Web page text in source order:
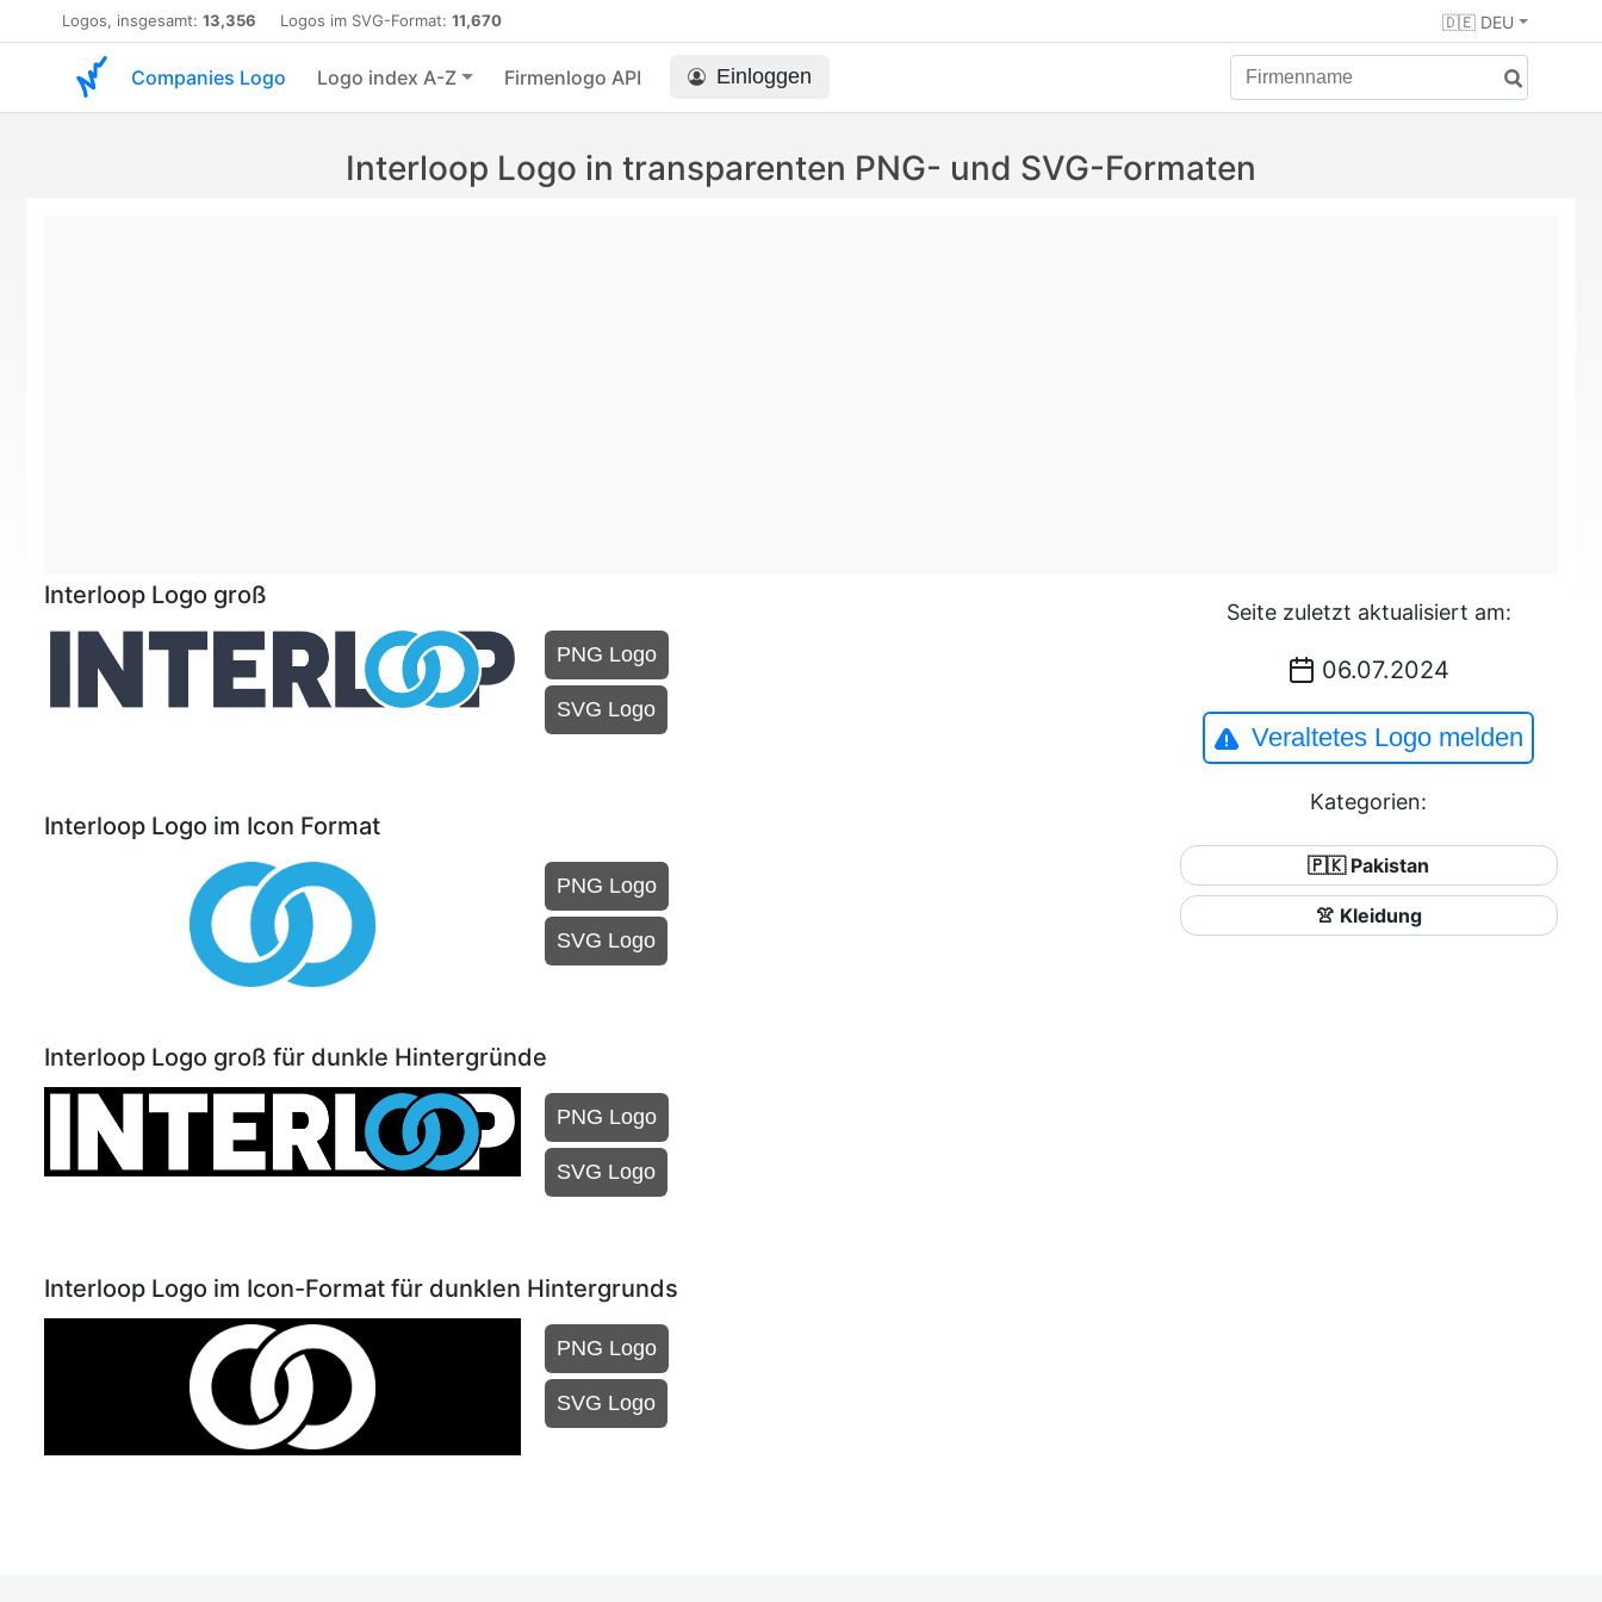
Logos, insgesamt: 13,356 Logos im SVG-Format: 11,670 🇩🇪 DEU
Companies Logo Logo index A-Z Firmenlogo API Einloggen
Interloop Logo in transparenten PNG- und SVG-Formaten
Interloop Logo groß
PNG Logo
SVG Logo
Interloop Logo im Icon Format
PNG Logo
SVG Logo
Interloop Logo groß für dunkle Hintergründe
PNG Logo
SVG Logo
Interloop Logo im Icon-Format für dunklen Hintergrunds
PNG Logo
SVG Logo
Seite zuletzt aktualisiert am:
06.07.2024
Veraltetes Logo melden
Kategorien:
🇵🇰 Pakistan
👚 Kleidung